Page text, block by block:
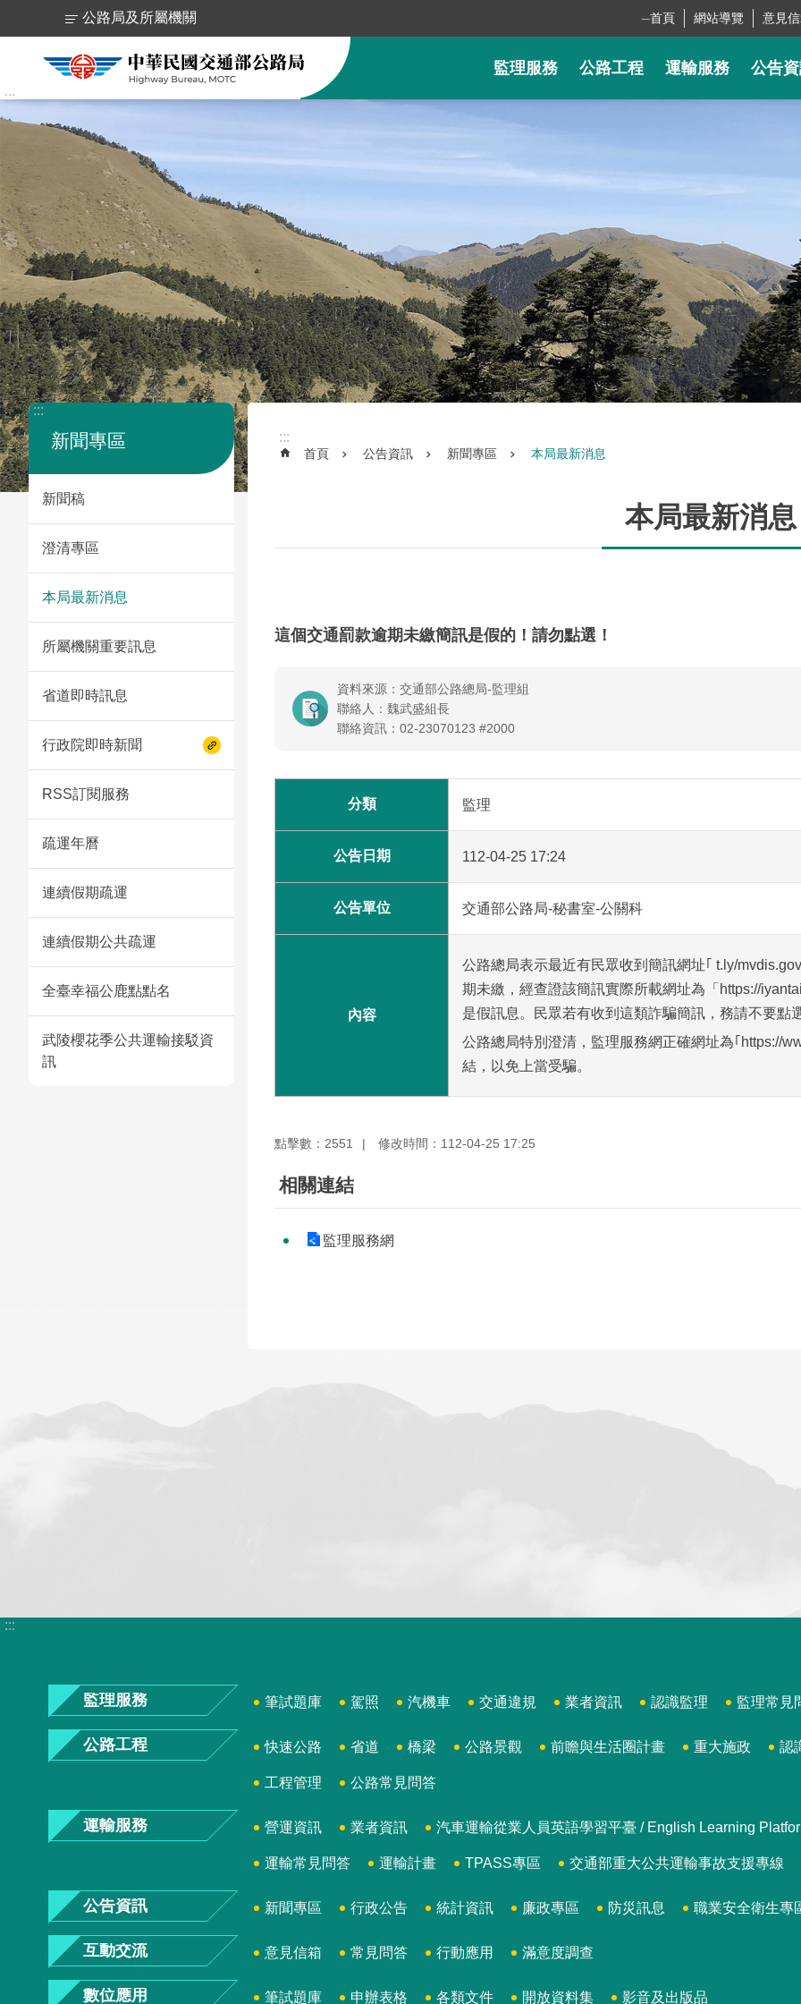
跳到主要內容區塊
跳
到
內
容
區
塊
:::
公路局及所屬機關 首頁 網站導覽 意見
監理服務 公路工程 運輸服務 公告
:::
新聞專區
新聞稿
澄清專區
本局最新消息
所屬機關重要訊息
省道即時訊息
行政院即時新聞
RSS訂閱服務
疏運年曆
連續假期疏運
連續假期公共疏運
全臺幸福公鹿點點名
武陵櫻花季公共運輸接駁資
訊
:::
首頁 公告資訊 新聞專區 本局最新消息
本局最新消息
這個交通罰款逾期未繳簡訊是假的！請勿點選！
資料來源：交通部公路總局-監理組
聯絡人：魏武盛組長
聯絡資訊：02-23070123 #2000
分類 監理
公告日期 112-04-25 17:24
公告單位 交通部公路局-秘書室-公關科
內容
公路總局表示最近有民眾收到簡訊網址｢ t.ly/
期未繳，經查證該簡訊實際所載網址為「https://
是假訊息。民眾若有收到這類詐騙簡訊，務請不要點
公路總局特別澄清，監理服務網正確網址為｢https://
結，以免上當受騙。
點擊數：2551 修改時間：112-04-25 17:25
相關連結
監理服務網
:::
監理服務 筆試題庫 駕照 汽機車 交通違規 業者資訊 認識監理 監理常見
公路工程 快速公路 省道 橋梁 公路景觀 前瞻與生活圈計畫 重大施政 認
工程管理 公路常見問答
運輸服務 營運資訊 業者資訊 汽車運輸從業人員英語學習平臺 / English Learning
運輸常見問答 運輸計畫 TPASS專區 交通部重大公共運輸事故支援專線
公告資訊 新聞專區 行政公告 統計資訊 廉政專區 防災訊息 職業安全衛生專
互動交流 意見信箱 常見問答 行動應用 滿意度調查
數位應用 筆試題庫 申辦表格 各類文件 開放資料集 影音及出版品